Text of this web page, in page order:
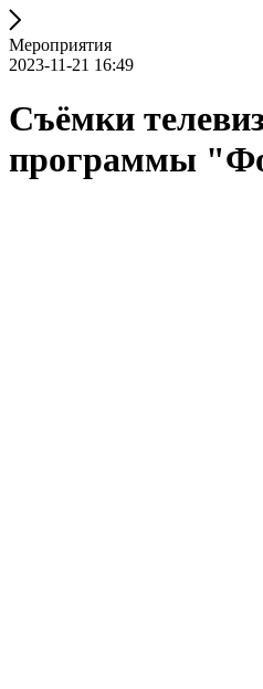
Мероприятия
2023-11-21 16:49
Съёмки
программы